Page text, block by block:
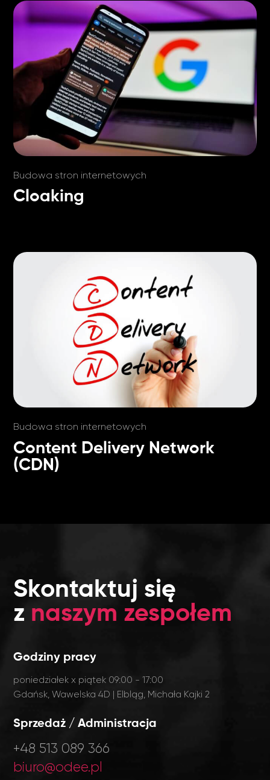
Budowa stron internetowych
Cloaking
Budowa stron internetowych
Content Delivery Network
(CDN)
Skontaktuj się
z naszym zespołem
Godziny pracy
poniedziałek x piątek 09:00 - 17:00
Gdańsk, Wawelska 4D | Elbląg, Michała Kajki 2
Sprzedaż / Administracja
+48 513 089 366
biuro@odee.pl